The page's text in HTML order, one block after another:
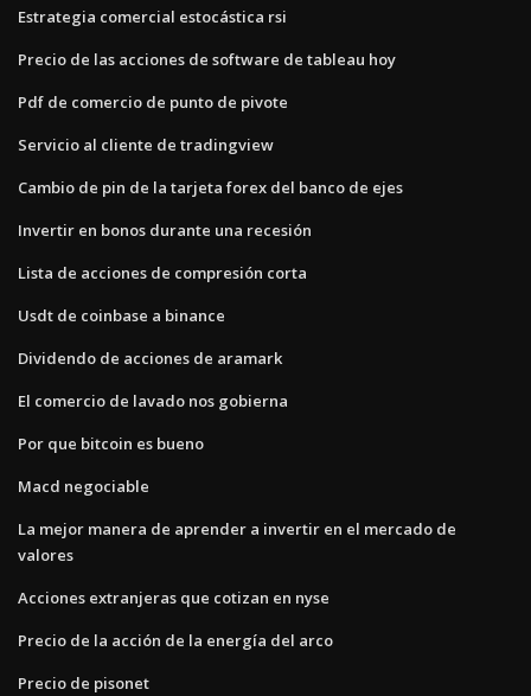
Estrategia comercial estocástica rsi
Precio de las acciones de software de tableau hoy
Pdf de comercio de punto de pivote
Servicio al cliente de tradingview
Cambio de pin de la tarjeta forex del banco de ejes
Invertir en bonos durante una recesión
Lista de acciones de compresión corta
Usdt de coinbase a binance
Dividendo de acciones de aramark
El comercio de lavado nos gobierna
Por que bitcoin es bueno
Macd negociable
La mejor manera de aprender a invertir en el mercado de
valores
Acciones extranjeras que cotizan en nyse
Precio de la acción de la energía del arco
Precio de pisonet